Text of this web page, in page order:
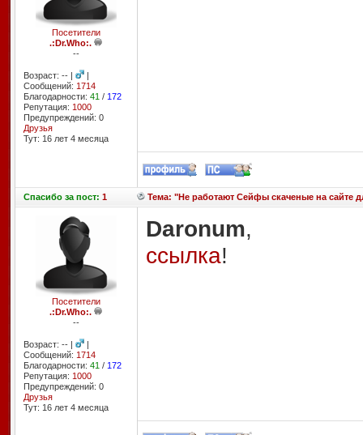
Посетители
.:Dr.Who:.
--
Возраст: -- |
|
Сообщений: 1714
Благодарности: 41 / 172
Репутация: 1000
Предупреждений: 0
Друзья
Тут: 16 лет 4 месяцa
Спасибоза пост: 1 Тема: "Не работают Сейфы скаченые на сайте
Посетители
.:Dr.Who:.
--
Возраст: -- |
|
Сообщений: 1714
Благодарности: 41 / 172
Репутация: 1000
Предупреждений: 0
Друзья
Тут: 16 лет 4 месяцa
Daronum,
ссылка!